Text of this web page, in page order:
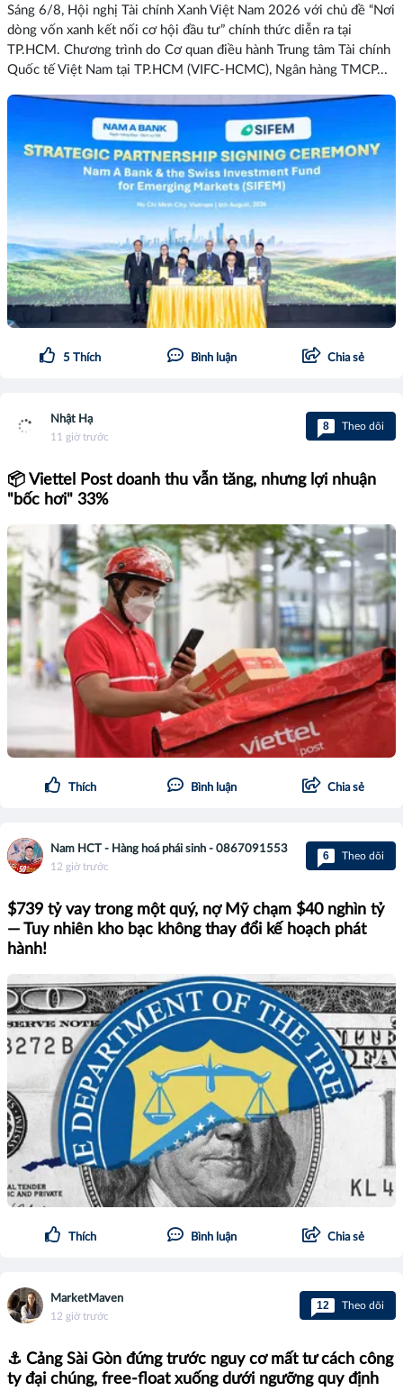
Sáng 6/8, Hội nghị Tài chính Xanh Việt Nam 2026 với chủ đề “Nơi
dòng vốn xanh kết nối cơ hội đầu tư” chính thức diễn ra tại
TP.HCM. Chương trình do Cơ quan điều hành Trung tâm Tài chính
Quốc tế Việt Nam tại TP.HCM (VIFC-HCMC), Ngân hàng TMCP...
5 Thích Bình luận Chia sẻ
Nhật Hạ
11 giờ trước
8 Theo dõi
📦 Viettel Post doanh thu vẫn tăng, nhưng lợi nhuận
"bốc hơi" 33%
Thích Bình luận Chia sẻ
Nam HCT - Hàng hoá phái sinh - 0867091553
12 giờ trước
6 Theo dõi
$739 tỷ vay trong một quý, nợ Mỹ chạm $40 nghìn tỷ
— Tuy nhiên kho bạc không thay đổi kế hoạch phát
hành!
Thích Bình luận Chia sẻ
MarketMaven
12 giờ trước
12 Theo dõi
⚓ Cảng Sài Gòn đứng trước nguy cơ mất tư cách công
ty đại chúng, free-float xuống dưới ngưỡng quy định